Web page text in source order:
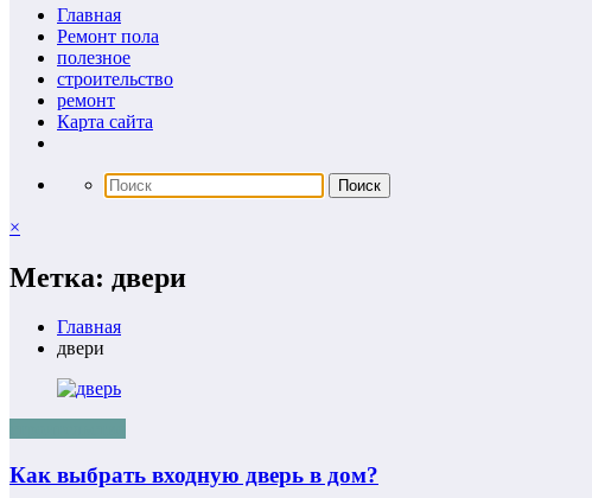
Главная
Ремонт пола
полезное
строительство
ремонт
Карта сайта
×
Метка: двери
Главная
двери
Как выбрать входную дверь в дом?